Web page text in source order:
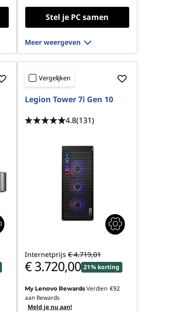
Stel je PC samen
Meer weergeven
Vergelijken
Legion Tower 7i Gen 10
4.8(131)
Internetprijs € 4.719,01
€ 3.720,00 21% korting
My Lenovo Rewards Verdien €92
aan Rewards
Meld je nu aan!